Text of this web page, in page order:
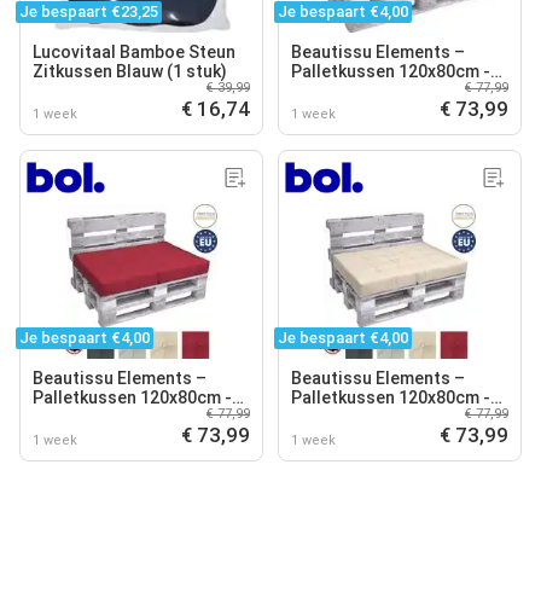
Je bespaart €23,25
Lucovitaal Bamboe Steun
Zitkussen Blauw (1 stuk)
1 week
€ 39,99
€ 16,74
Je bespaart €4,00
Beautissu Elements –
Palletkussen 120x80cm -
Zitkussen Antraciet in
Matraskussen Kwaliteit
1 week
€ 77,99
€ 73,99
Je bespaart €4,00
Beautissu Elements –
Palletkussen 120x80cm -
Matraskussen Kwaliteit
1 week
€ 77,99
€ 73,99
Je bespaart €4,00
Beautissu Elements –
Palletkussen 120x80cm -
Matraskussen Kwaliteit
1 week
€ 77,99
€ 73,99